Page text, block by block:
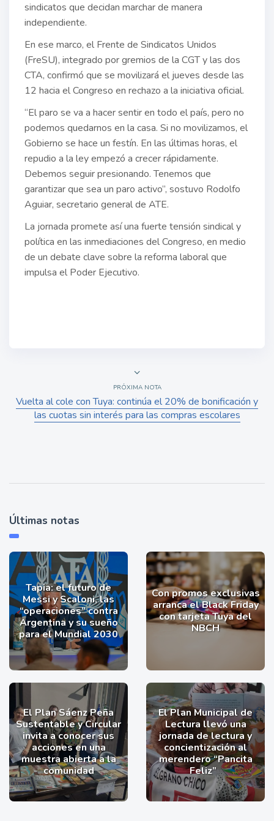
sindicatos que decidan marchar de manera
independiente.
En ese marco, el Frente de Sindicatos Unidos
(FreSU), integrado por gremios de la CGT y las dos
CTA, confirmó que se movilizará el jueves desde las
12 hacia el Congreso en rechazo a la iniciativa oficial.
“El paro se va a hacer sentir en todo el país, pero no
podemos quedarnos en la casa. Si no movilizamos, el
Gobierno se hace un festín. En las últimas horas, el
repudio a la ley empezó a crecer rápidamente.
Debemos seguir presionando. Tenemos que
garantizar que sea un paro activo”, sostuvo Rodolfo
Aguiar, secretario general de ATE.
La jornada promete así una fuerte tensión sindical y
política en las inmediaciones del Congreso, en medio
de un debate clave sobre la reforma laboral que
impulsa el Poder Ejecutivo.
PRÓXIMA NOTA
Vuelta al cole con Tuya: continúa el 20% de bonificación y
las cuotas sin interés para las compras escolares
Últimas notas
Tapia: el futuro de
Messi y Scaloni, las
“operaciones” contra
Argentina y su sueño
para el Mundial 2030
Con promos exclusivas
arranca el Black Friday
con tarjeta Tuya del
NBCH
El Plan Sáenz Peña
Sustentable y Circular
invita a conocer sus
acciones en una
muestra abierta a la
comunidad
El Plan Municipal de
Lectura llevó una
jornada de lectura y
concientización al
merendero “Pancita
Feliz”